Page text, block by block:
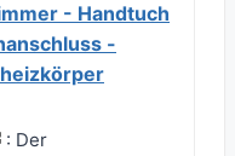
- Handtuch
-
: Der